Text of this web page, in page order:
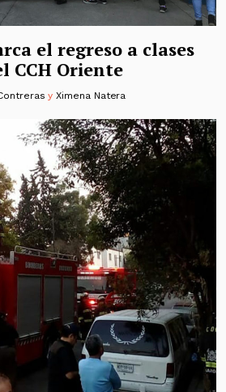
el regreso a clases
CCH Oriente
yXimena Natera